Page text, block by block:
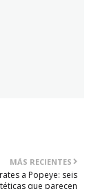
MÁS RECIENTES
a Popeye: seis
que parecen